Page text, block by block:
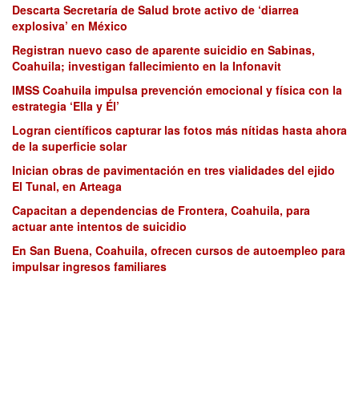
Descarta Secretaría de Salud brote activo de ‘diarrea
explosiva’ en México
Registran nuevo caso de aparente suicidio en Sabinas,
Coahuila; investigan fallecimiento en la Infonavit
IMSS Coahuila impulsa prevención emocional y física con la
estrategia ‘Ella y Él’
Logran científicos capturar las fotos más nítidas hasta ahora
de la superficie solar
Inician obras de pavimentación en tres vialidades del ejido
El Tunal, en Arteaga
Capacitan a dependencias de Frontera, Coahuila, para
actuar ante intentos de suicidio
En San Buena, Coahuila, ofrecen cursos de autoempleo para
impulsar ingresos familiares